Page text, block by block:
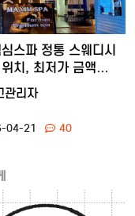
스파 정통 스웨디시
치, 최저가 금액…
관리자
04-21 40